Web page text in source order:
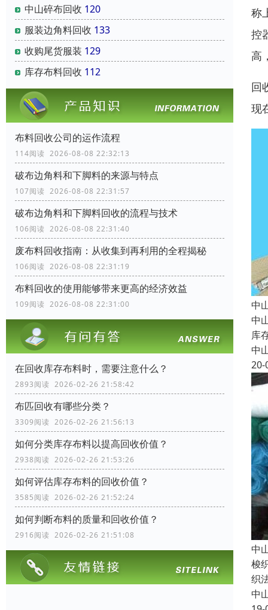
中山碎布回收 120
服装边角料回收 133
收购尾货服装 129
库存布料回收 112
布料回收公司的运作流程
114阅读 2026-08-08 22:32:13
破布边角料和下脚料的来源与特点
107阅读 2026-08-08 22:31:57
破布边角料和下脚料回收的流程与技术
106阅读 2026-08-08 22:31:40
废布料回收指南：从收集到再利用的全程揭秘
106阅读 2026-08-08 22:31:19
布料回收的使用能够带来更高的经济效益
109阅读 2026-08-08 22:31:00
在回收库存布料时，需要注意什么？
2893阅读 2026-02-26 21:58:42
布匹回收有哪些分类？
3309阅读 2026-02-26 21:56:13
如何分类库存布料以提高回收价值？
2938阅读 2026-02-26 21:53:26
如何评估库存布料的回收价值？
3585阅读 2026-02-26 21:52:24
如何判断布料的质量和回收价值？
2916阅读 2026-02-26 21:51:08
称
控
高
回
现
中
中
库
中
20-
中
梭
织
中